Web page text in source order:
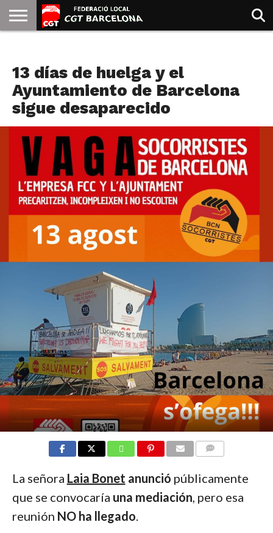
GOLDMAN
13 días de huelga y el
Ayuntamiento de Barcelona
sigue desaparecido
La señora Laia Bonet anunció públicamente
que se convocaría una mediación, pero esa
reunión NO ha llegado.